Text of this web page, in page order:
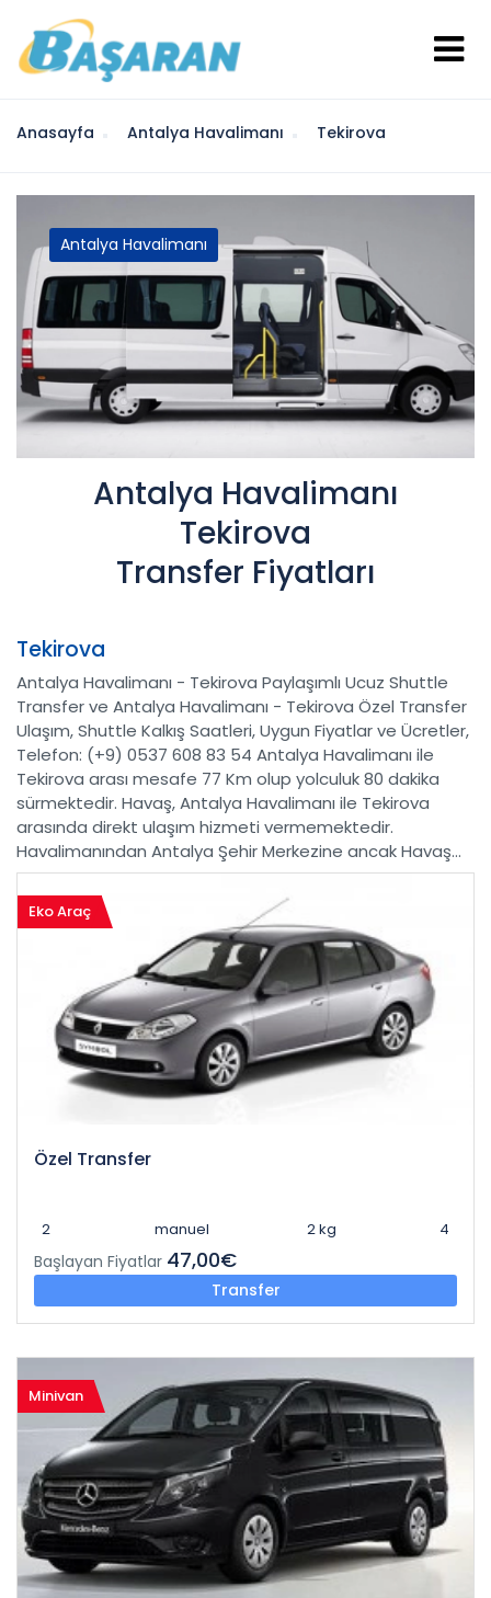
Anasayfa Antalya Havalimanı Tekirova
Antalya Havalimanı
Antalya Havalimanı
Tekirova
Transfer Fiyatları
Tekirova
Antalya Havalimanı - Tekirova Paylaşımlı Ucuz Shuttle
Transfer ve Antalya Havalimanı - Tekirova Özel Transfer
Ulaşım, Shuttle Kalkış Saatleri, Uygun Fiyatlar ve Ücretler,
Telefon: (+9) 0537 608 83 54 Antalya Havalimanı ile
Tekirova arası mesafe 77 Km olup yolculuk 80 dakika
sürmektedir. Havaş, Antalya Havalimanı ile Tekirova
arasında direkt ulaşım hizmeti vermemektedir.
Havalimanından Antalya Şehir Merkezine ancak Havaş...
Eko Araç
Özel Transfer
2 manuel 2 kg 4
Başlayan Fiyatlar 47,00€
Transfer
Minivan